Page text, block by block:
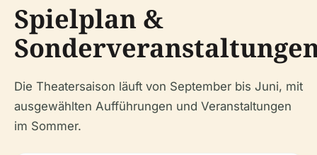
Spielplan &
Die Theatersaison läuft von September bis Juni, mit
ausgewählten Aufführungen und Veranstaltungen
im Sommer.